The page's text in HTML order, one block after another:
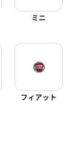
ミニ
フィアット